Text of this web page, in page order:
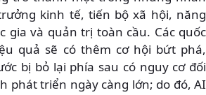
kinh tế, tiến bộ xã hội, năng
gia và quản trị toàn cầu. Các quốc
quả sẽ có thêm cơ hội bứt phá,
bị bỏ lại phía sau có nguy cơ đối
phát triển ngày càng lớn; do đó, AI